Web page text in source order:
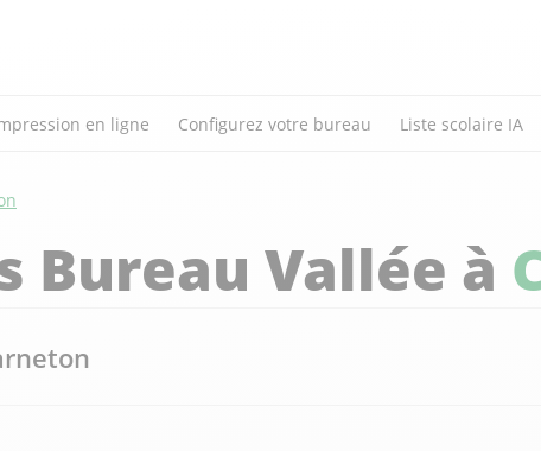
en ligne Configurez votre bureau Liste scolaire IA
Bureau Vallée à